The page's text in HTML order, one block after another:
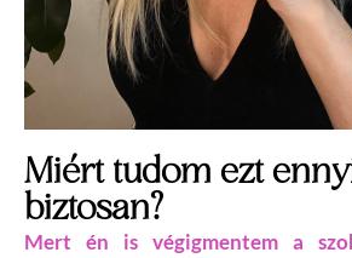
Miért tudom ezt
biztosan?
Mert én is végigmentem a